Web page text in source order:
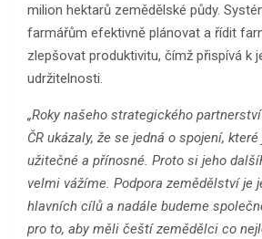
milion hektarů zemědělské půdy.
farmářům efektivně plánovat a řídit
zlepšovat produktivitu, čímž přispívá k
udržitelnosti.
„Roky našeho strategického
ČR ukázaly, že se jedná o spojení,
užitečné a přínosné. Proto si jeho
velmi vážíme. Podpora zemědělství je
hlavních cílů a nadále budeme
pro to, aby měli čeští zemědělci co